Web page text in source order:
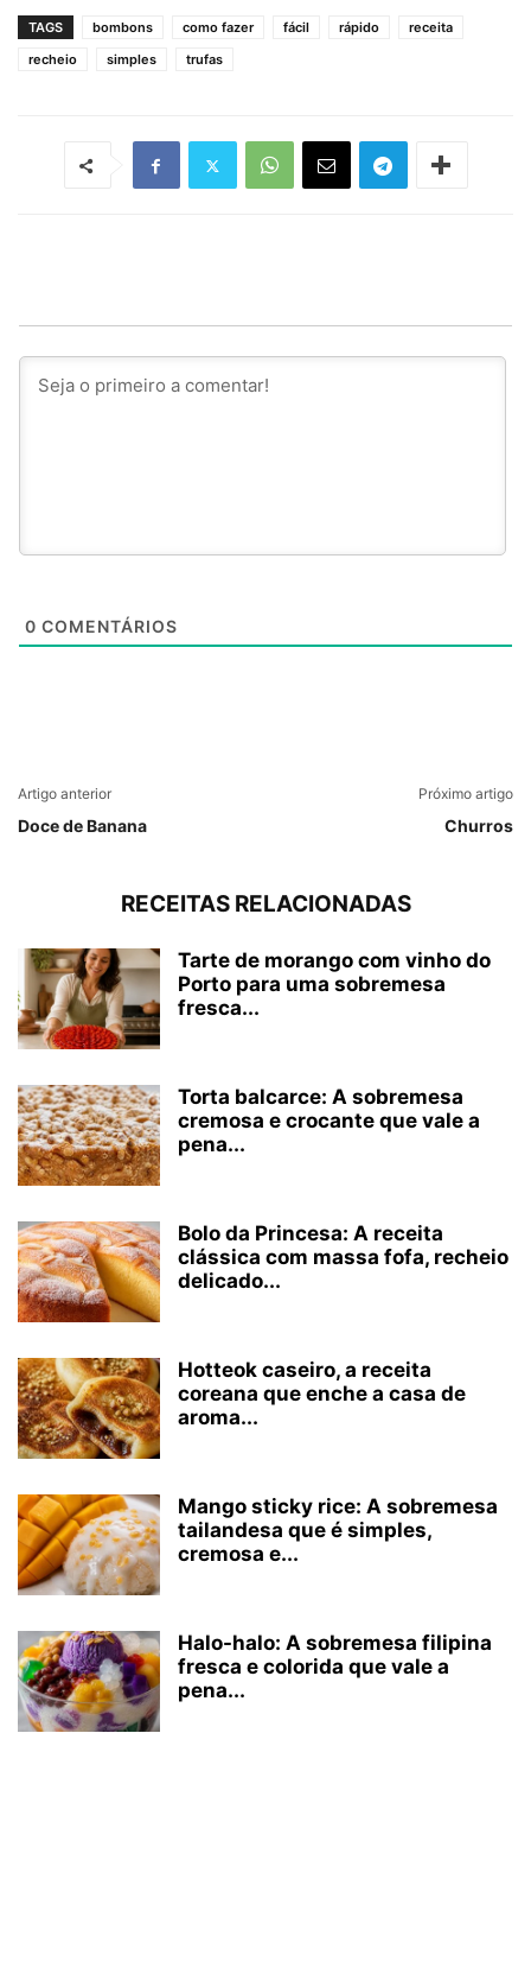
TAGS bombons como fazer fácil rápido
receita
recheio
simples trufas
0 COMENTÁRIOS
Artigo anterior
Doce de Banana
Próximo artigo
Churros
RECEITAS RELACIONADAS
Tarte de morango com vinho do
Porto para uma sobremesa
fresca...
Torta balcarce: A sobremesa
cremosa e crocante que vale a
pena...
Bolo da Princesa: A receita
clássica com massa fofa, recheio
delicado...
Hotteok caseiro, a receita
coreana que enche a casa de
aroma...
Mango sticky rice: A sobremesa
tailandesa que é simples,
cremosa e...
Halo-halo: A sobremesa filipina
fresca e colorida que vale a
pena...